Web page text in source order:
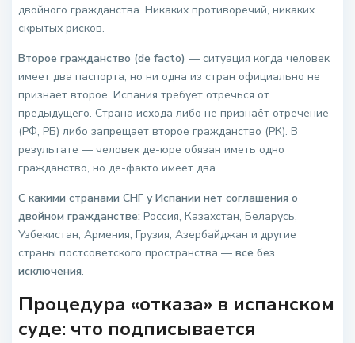
двойного гражданства. Никаких противоречий, никаких
скрытых рисков.
Второе гражданство (de facto) — ситуация когда человек
имеет два паспорта, но ни одна из стран официально не
признаёт второе. Испания требует отречься от
предыдущего. Страна исхода либо не признаёт отречение
(РФ, РБ) либо запрещает второе гражданство (РК). В
результате — человек де-юре обязан иметь одно
гражданство, но де-факто имеет два.
С какими странами СНГ у Испании нет соглашения о
двойном гражданстве: Россия, Казахстан, Беларусь,
Узбекистан, Армения, Грузия, Азербайджан и другие
страны постсоветского пространства —все без
исключения.
Процедура «отказа» в испанском
суде: что подписывается